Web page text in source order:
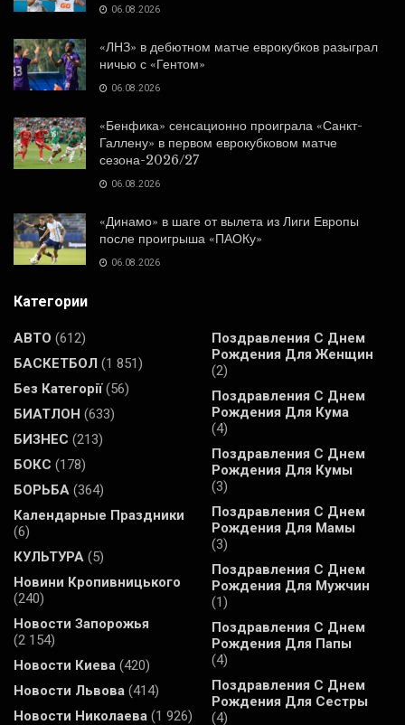
06.08.2026
«ЛНЗ» в дебютном матче еврокубков разыграл
ничью с «Гентом»
06.08.2026
«Бенфика» сенсационно проиграла «Санкт-
Галлену» в первом еврокубковом матче
сезона-2026/27
06.08.2026
«Динамо» в шаге от вылета из Лиги Европы
после проигрыша «ПАОКу»
06.08.2026
Категории
АВТО (612)
БАСКЕТБОЛ (1 851)
Без Категорії(56)
БИАТЛОН (633)
БИЗНЕС (213)
БОКС (178)
БОРЬБА (364)
Календарные Праздники
(6)
КУЛЬТУРА (5)
Новини Кропивницького
(240)
Новости Запорожья
(2 154)
Новости Киева (420)
Новости Львова (414)
Новости Николаева (1 926)
Поздравления С Днем
Рождения Для Женщин
(2)
Поздравления С Днем
Рождения Для Кума
(4)
Поздравления С Днем
Рождения Для Кумы
(3)
Поздравления С Днем
Рождения Для Мамы
(3)
Поздравления С Днем
Рождения Для Мужчин
(1)
Поздравления С Днем
Рождения Для Папы
(4)
Поздравления С Днем
Рождения Для Сестры
(4)